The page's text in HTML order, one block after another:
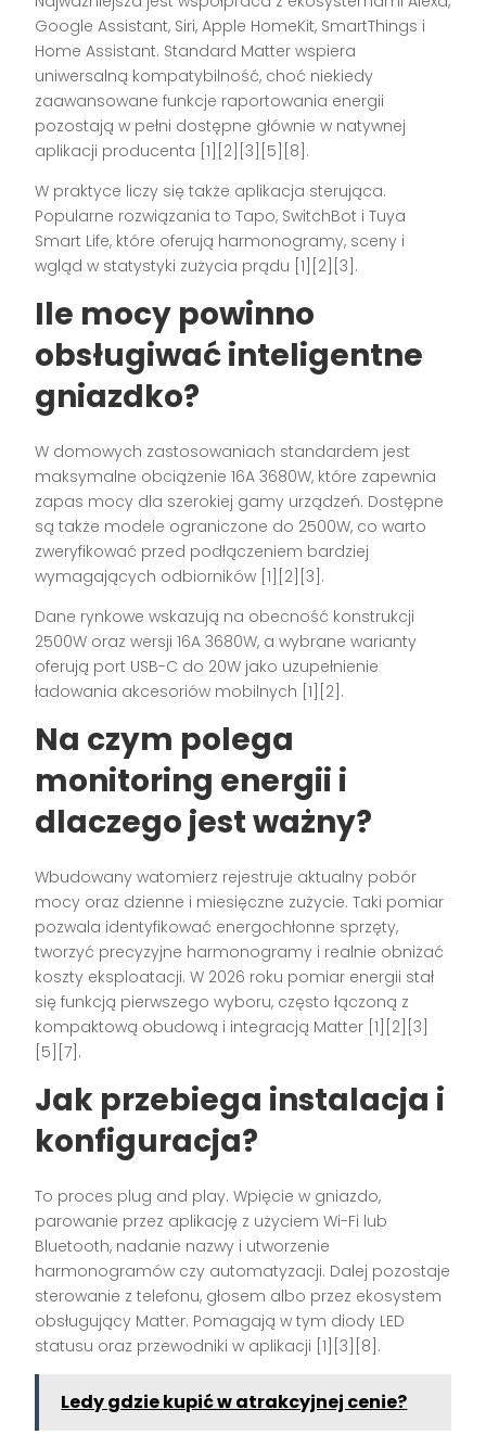
Google Assistant, Siri, Apple HomeKit, SmartThings i
Home Assistant. Standard Matter wspiera
uniwersalną kompatybilność, choć niekiedy
zaawansowane funkcje raportowania energii
pozostają w pełni dostępne głównie w natywnej
aplikacji producenta [1][2][3][5][8].
W praktyce liczy się także aplikacja sterująca.
Popularne rozwiązania to Tapo, SwitchBot i Tuya
Smart Life, które oferują harmonogramy, sceny i
wgląd w statystyki zużycia prądu [1][2][3].
Ile mocy powinno
obsługiwać inteligentne
gniazdko?
W domowych zastosowaniach standardem jest
maksymalne obciążenie 16A 3680W, które zapewnia
zapas mocy dla szerokiej gamy urządzeń. Dostępne
są także modele ograniczone do 2500W, co warto
zweryfikować przed podłączeniem bardziej
wymagających odbiorników [1][2][3].
Dane rynkowe wskazują na obecność konstrukcji
2500W oraz wersji 16A 3680W, a wybrane warianty
oferują port USB-C do 20W jako uzupełnienie
ładowania akcesoriów mobilnych [1][2].
Na czym polega
monitoring energii i
dlaczego jest ważny?
Wbudowany watomierz rejestruje aktualny pobór
mocy oraz dzienne i miesięczne zużycie. Taki pomiar
pozwala identyfikować energochłonne sprzęty,
tworzyć precyzyjne harmonogramy i realnie obniżać
koszty eksploatacji. W 2026 roku pomiar energii stał
się funkcją pierwszego wyboru, często łączoną z
kompaktową obudową i integracją Matter [1][2][3]
[5][7].
Jak przebiega instalacja i
konfiguracja?
To proces plug and play. Wpięcie w gniazdo,
parowanie przez aplikację z użyciem Wi-Fi lub
Bluetooth, nadanie nazwy i utworzenie
harmonogramów czy automatyzacji. Dalej pozostaje
sterowanie z telefonu, głosem albo przez ekosystem
obsługujący Matter. Pomagają w tym diody LED
statusu oraz przewodniki w aplikacji [1][3][8].
Ledy gdzie kupić w atrakcyjnej cenie?